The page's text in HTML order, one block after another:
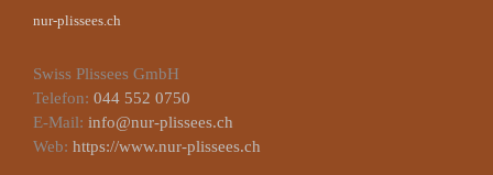
nur-plissees.ch
Swiss Plissees GmbH
Telefon: 044 552 0750
E-Mail: info@nur-plissees.ch
Web: https://www.nur-plissees.ch